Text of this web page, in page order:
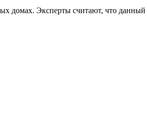
домах. Эксперты считают, что данный